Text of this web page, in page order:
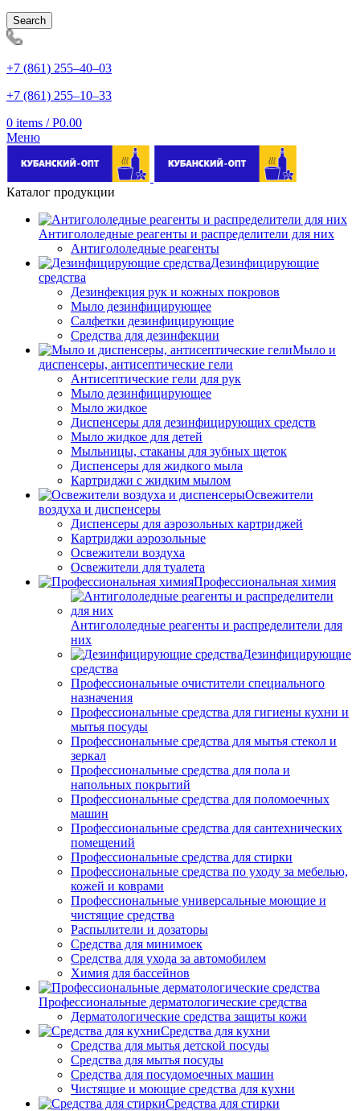
Search
+7 (861) 255‒40‒03
+7 (861) 255‒10‒33
0 items / Р0.00
Меню
Каталог продукции
Антигололедные реагенты и распределители для них
Антигололедные реагенты
Дезинфицирующие
средства
Дезинфекция рук и кожных покровов
Мыло дезинфицирующее
Салфетки дезинфицирующие
Средства для дезинфекции
Мыло и
диспенсеры, антисептические гели
Антисептические гели для рук
Мыло дезинфицирующее
Мыло жидкое
Диспенсеры для дезинфицирующих средств
Мыло жидкое для детей
Мыльницы, стаканы для зубных щеток
Диспенсеры для жидкого мыла
Картриджи с жидким мылом
Освежители
воздуха и диспенсеры
Диспенсеры для аэрозольных картриджей
Картриджи аэрозольные
Освежители воздуха
Освежители для туалета
Профессиональная химия
Антигололедные реагенты и распределители для
них
Дезинфицирующие
средства
Профессиональные очистители специального
назначения
Профессиональные средства для гигиены кухни и
мытья посуды
Профессиональные средства для мытья стекол и
зеркал
Профессиональные средства для пола и
напольных покрытий
Профессиональные средства для поломоечных
машин
Профессиональные средства для сантехнических
помещений
Профессиональные средства для стирки
Профессиональные средства по уходу за мебелью,
кожей и коврами
Профессиональные универсальные моющие и
чистящие средства
Распылители и дозаторы
Средства для минимоек
Средства для ухода за автомобилем
Химия для бассейнов
Профессиональные дерматологические средства
Дерматологические средства защиты кожи
Средства для кухни
Средства для мытья детской посуды
Средства для мытья посуды
Средства для посудомоечных машин
Чистящие и моющие средства для кухни
Средства для стирки